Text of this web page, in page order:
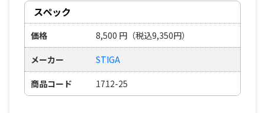
スペック
価格 8,500 円 （税込9,350円）
メーカー STIGA
商品コード 1712-25